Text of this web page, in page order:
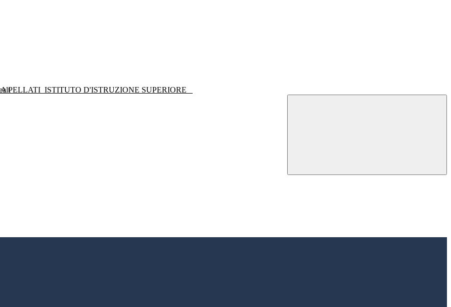
PELLATI ISTITUTO D'ISTRUZIONE SUPERIORE